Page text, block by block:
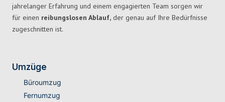
jahrelanger Erfahrung und einem engagierten Team sorgen wir
für einen reibungslosen Ablauf, der genau auf Ihre Bedürfnisse
zugeschnitten ist.
Umzüge
Büroumzug
Fernumzug